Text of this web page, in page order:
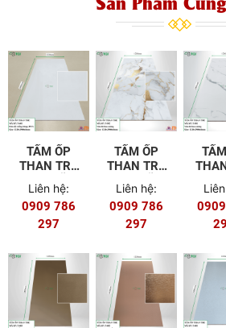
TẤM ỐP
THAN TRE
8MM MÃ T-
601 (FILM
PET)
Liên hệ:
0909 786
297
TẤM ỐP
THAN TRE
8MM MÃ T-
502
Liên hệ:
0909 786
297
8MM